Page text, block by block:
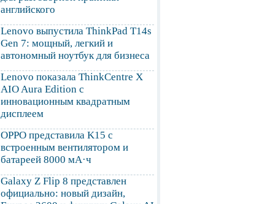
английского
Lenovo выпустила ThinkPad T14s
Gen 7: мощный, легкий и
автономный ноутбук для бизнеса
Lenovo показала ThinkCentre X
AIO Aura Edition с
инновационным квадратным
дисплеем
OPPO представила K15 с
встроенным вентилятором и
батареей 8000 мА·ч
Galaxy Z Flip 8 представлен
официально: новый дизайн,